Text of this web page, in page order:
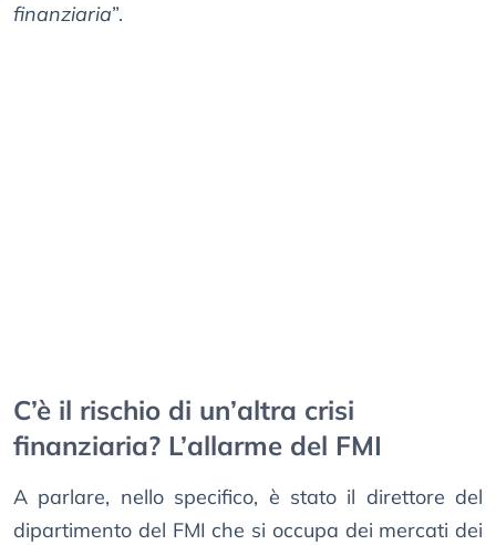
finanziaria”.
C’è il rischio di un’altra crisi
finanziaria? L’allarme del FMI
A parlare, nello specifico, è stato il direttore del
dipartimento del FMI che si occupa dei mercati dei